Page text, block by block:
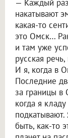
— Каждый
накатывают
какая-то
это Омск…
и там уже
русская
И я, когда в
Последние
за границы в
когда я
быть, как-то